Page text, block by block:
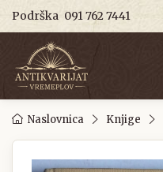
Podrška 091 762 7441
Naslovnica Knjige